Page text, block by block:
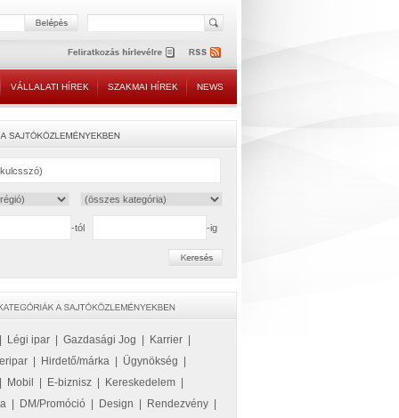
VÁLLALATI HÍREK SZAKMAI HÍREK NEWS
-tól -ig
Légi ipar Gazdasági Jog Karrier
Hirdető/márka Ügynökség
Mobil E-biznisz Kereskedelem
DM/Promóció Design Rendezvény